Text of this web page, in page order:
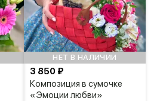
НЕТ В НАЛИЧИИ
Композиция в сумочке
«Эмоции любви»
3 850 ₽